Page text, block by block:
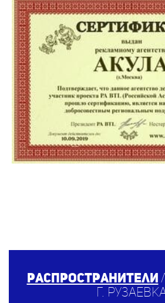
Распространители
г.